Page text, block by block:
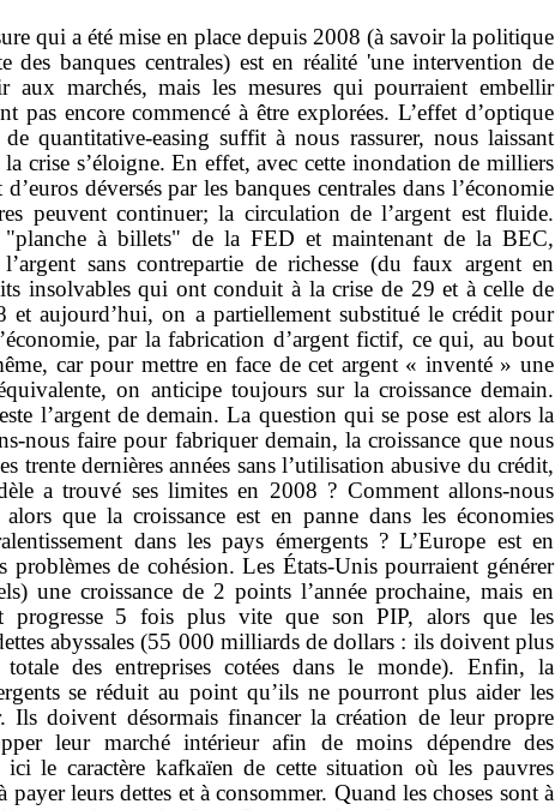
qui a été mise en place depuis 2008 (à savoir la politique
des banques centrales) est en réalité 'une intervention de
marchés, mais les mesures qui pourraient embellir
pas encore commencé à être explorées. L’effet d’optique
quantitative-easing suffit à nous rassurer, nous laissant
la crise s’éloigne. En effet, avec cette inondation de milliers
déversés par les banques centrales dans l’économie
peuvent continuer; la circulation de l’argent est fluide.
à billets" de la FED et maintenant de la BEC,
sans contrepartie de richesse (du faux argent en
insolvables qui ont conduit à la crise de 29 et à celle de
et aujourd’hui, on a partiellement substitué le crédit pour
par la fabrication d’argent fictif, ce qui, au bout
car pour mettre en face de cet argent « inventé » une
on anticipe toujours sur la croissance demain.
l’argent de demain. La question qui se pose est alors la
nous faire pour fabriquer demain, la croissance que nous
trente dernières années sans l’utilisation abusive du crédit,
a trouvé ses limites en 2008 ? Comment allons-nous
que la croissance est en panne dans les économies
dans les pays émergents ? L’Europe est en
problèmes de cohésion. Les États-Unis pourraient générer
une croissance de 2 points l’année prochaine, mais en
progresse 5 fois plus vite que son PIP, alors que les
abyssales (55 000 milliards de dollars : ils doivent plus
des entreprises cotées dans le monde). Enfin, la
se réduit au point qu’ils ne pourront plus aider les
Ils doivent désormais financer la création de leur propre
leur marché intérieur afin de moins dépendre des
le caractère kafkaïen de cette situation où les pauvres
payer leurs dettes et à consommer. Quand les choses sont à